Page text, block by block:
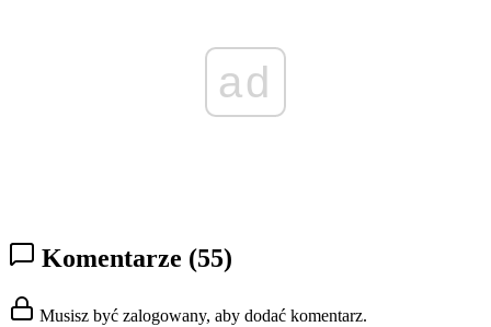
ad
Komentarze (55)
Musisz być zalogowany, aby dodać komentarz.